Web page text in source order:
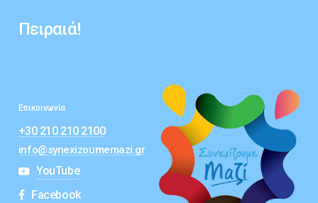
Πειραιά!
Επικοινωνία
+30 210 210 2100
info@synexizoumemazi.gr
YouTube
Facebook